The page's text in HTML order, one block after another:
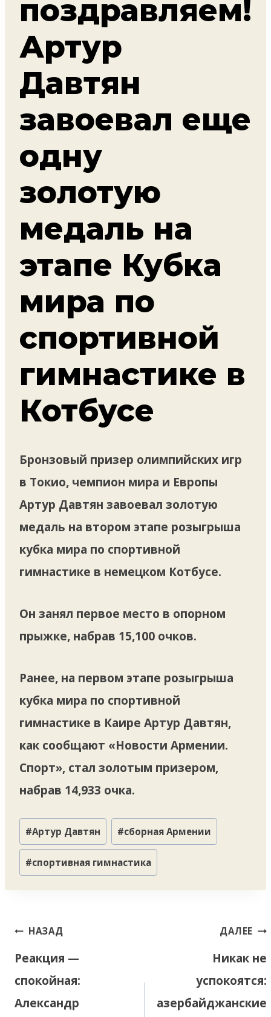
поздравляем!
Артур
Давтян
завоевал еще
одну
золотую
медаль на
этапе Кубка
мира по
спортивной
гимнастике в
Котбусе
Бронзовый призер олимпийских игр
в Токио, чемпион мира и Европы
Артур Давтян завоевал золотую
медаль на втором этапе розыгрыша
кубка мира по спортивной
гимнастике в немецком Котбусе.
Он занял первое место в опорном
прыжке, набрав 15,100 очков.
Ранее, на первом этапе розыгрыша
кубка мира по спортивной
гимнастике в Каире Артур Давтян,
как сообщают «Новости Армении.
Спорт», стал золотым призером,
набрав 14,933 очка.
Метки
записи:
#Артур Давтян #сборная Армении
#спортивная гимнастика
Навигация
записям
НАЗАД
Реакция —
спокойная:
Александр
ДАЛЕЕ
Никак не
успокоятся:
азербайджанские